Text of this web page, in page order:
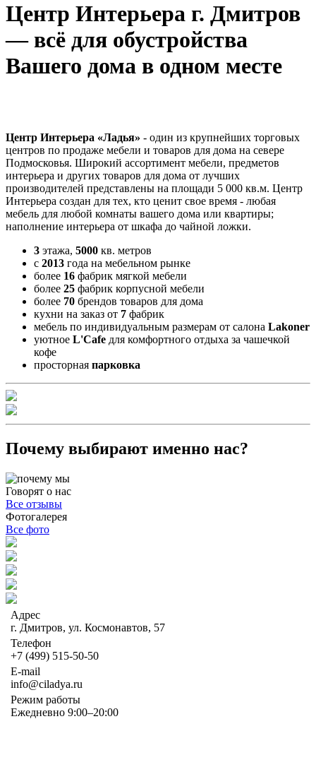
Центр Интерьера г. Дмитров
— всё для обустройства
Вашего дома в одном месте
Центр Интерьера «Ладья» - один из крупнейших торговых
центров по продаже мебели и товаров для дома на севере
Подмосковья. Широкий ассортимент мебели, предметов
интерьера и других товаров для дома от лучших
производителей представлены на площади 5 000 кв.м. Центр
Интерьера создан для тех, кто ценит свое время - любая
мебель для любой комнаты вашего дома или квартиры;
наполнение интерьера от шкафа до чайной ложки.
3 этажа, 5000 кв. метров
с 2013 года на мебельном рынке
более 16 фабрик мягкой мебели
более 25 фабрик корпусной мебели
более 70 брендов товаров для дома
кухни на заказ от 7 фабрик
мебель по индивидуальным размерам от салона Lakoner
уютное L'Cafe для комфортного отдыха за чашечкой
кофе
просторная парковка
Почему выбирают именно нас?
Говорят о нас
Все отзывы
Фотогалерея
Все фото
Адрес
г. Дмитров, ул. Космонавтов, 57
Телефон
+7 (499) 515-50-50
E-mail
info@ciladya.ru
Режим работы
Ежедневно 9:00–20:00